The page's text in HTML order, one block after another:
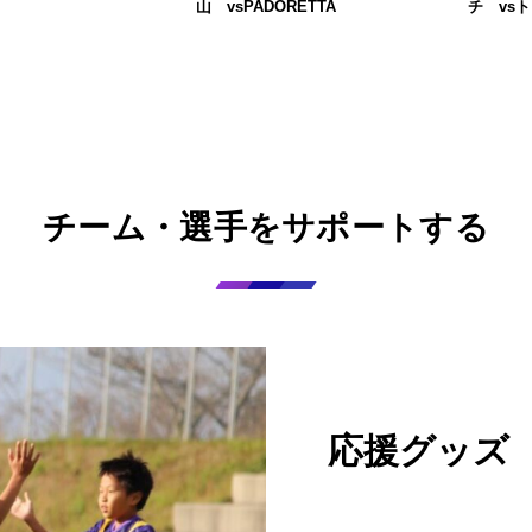
山 vsPADORETTA チ vsト
チーム・選手をサポートする
応援グッズ